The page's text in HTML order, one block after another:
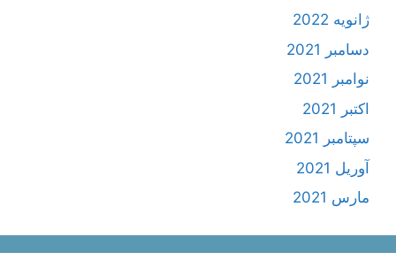
ژانویه 2022
دسامبر 2021
نوامبر 2021
اکتبر 2021
سپتامبر 2021
آوریل 2021
مارس 2021